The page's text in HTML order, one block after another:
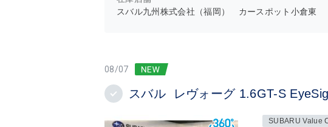
スバル九州株式会社（福岡） カースポット小倉東
08/07
スバル レヴォーグ 1.6GT-S
SUBARU Value